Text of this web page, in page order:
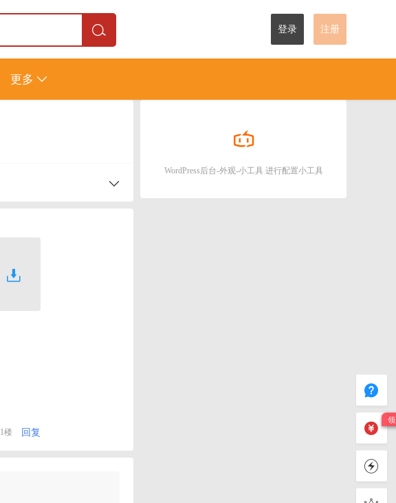
登录 注册
更多
1楼 回复
WordPress后台-外观-小工具 进行配置小工具